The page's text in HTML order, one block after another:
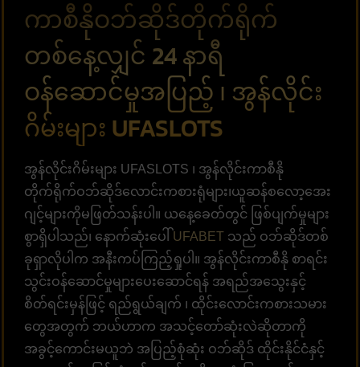
ကာစီနိုဝဘ်ဆိုဒ်တိုက်ရိုက်
တစ်နေ့လျှင် 24 နာရီ
ဝန်ဆောင်မှုအပြည့် ၊ အွန်လိုင်း
ဂိမ်းများ UFASLOTS
အွန်လိုင်းဂိမ်းများ UFASLOTS ၊ အွန်လိုင်းကာစီနို
တိုက်ရိုက်ဝဘ်ဆိုဒ်လောင်းကစားရုံများ၊ယူဆန်စလော့အေး
ဂျင့်များကိုမဖြတ်သန်းပါ။ ယနေ့ခေတ်တွင် ဖြစ်ပျက်မှုများ
စွာရှိပါသည်၊ နောက်ဆုံးပေါ် UFABET သည် ဝဘ်ဆိုဒ်တစ်
ခုရှာလိုပါက အနီးကပ်ကြည့်ရှုပါ။ အွန်လိုင်းကာစီနို စာရင်း
သွင်းဝန်ဆောင်မှုများပေးဆောင်ရန် အရည်အသွေးနှင့်
စိတ်ရင်းမှန်ဖြင့် ရည်ရွယ်ချက် ၊ ထိုင်းလောင်းကစားသမား
တွေအတွက် ဘယ်ဟာက အသင့်တော်ဆုံးလဲဆိုတာကို
အခွင့်ကောင်းမယူဘဲ အပြည့်စုံဆုံး ဝဘ်ဆိုဒ် ထိုင်းနိုင်ငံနှင့်